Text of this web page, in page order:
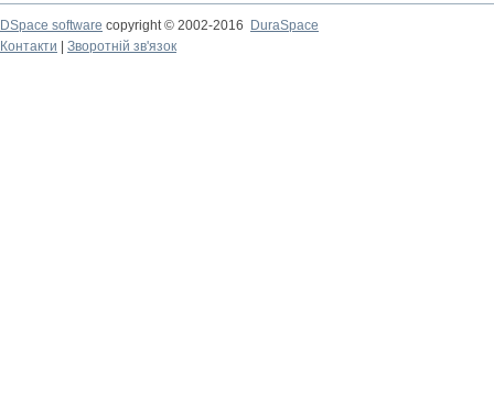
DSpace software copyright © 2002-2016
DuraSpace
Контакти
Зворотній зв'язок